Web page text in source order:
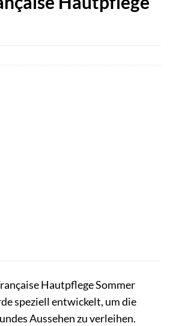
Hautpflege Sommer
speziell entwickelt, um die
Aussehen zu verleihen.